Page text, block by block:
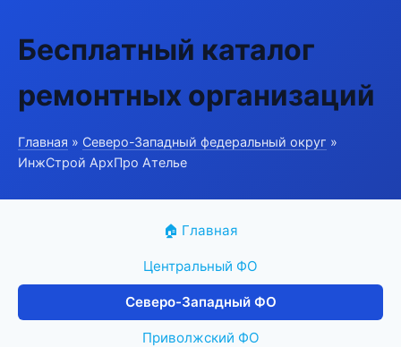
Бесплатный каталог
ремонтных организаций
Главная » Северо-Западный федеральный округ »
ИнжСтрой АрхПро Ателье
🏠 Главная
Центральный ФО
Северо-Западный ФО
Приволжский ФО